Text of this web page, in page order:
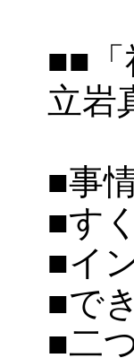
■■
立
■事
■す
■イ
■で
■二